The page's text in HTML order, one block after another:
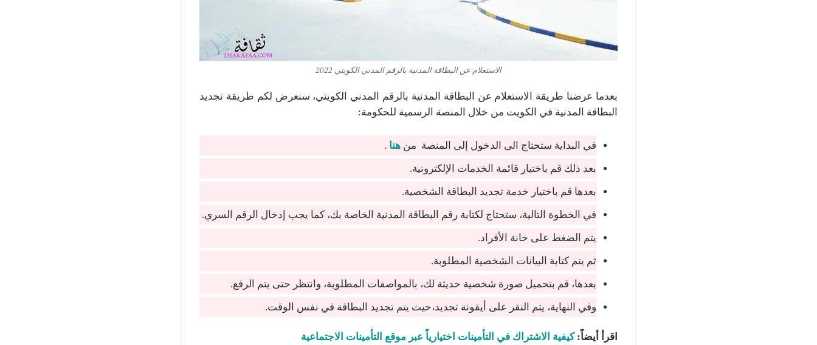
الاستعلام عن البطاقة المدنية بالرقم المدني الكويتي 2022
بعدما عرضنا طريقة الاستعلام عن البطاقة المدنية بالرقم المدني الكويتي، سنعرض لكم طريقة تجديد
البطاقة المدنية في الكويت من خلال المنصة الرسمية للحكومة:
في البداية ستحتاج الى الدخول إلى المنصة من هنا .
بعد ذلك قم باختيار قائمة الخدمات الإلكترونية.
بعدها قم باختيار خدمة تجديد البطاقة الشخصية.
في الخطوة التالية، ستحتاج لكتابة رقم البطاقة المدنية الخاصة بك، كما يجب إدخال الرقم السري.
يتم الضغط على خانة الأفراد.
ثم يتم كتابة البيانات الشخصية المطلوبة.
بعدها، قم بتحميل صورة شخصية حديثة لك، بالمواصفات المطلوبة، وانتظر حتى يتم الرفع.
وفي النهاية، يتم النقر على أيقونة تجديد،حيث يتم تجديد البطاقة في نفس الوقت.
اقرأ أيضاً:كيفية الاشتراك في التأمينات اختيارياً عبر موقع التأمينات الاجتماعية